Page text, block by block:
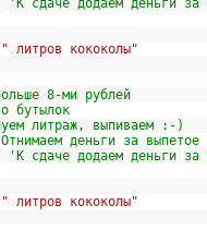
'К сдаче додаем деньги за
" литров кококолы"
8-ми рублей
бутылок
литраж, выпиваем :-)
деньги за выпетое
'К сдаче додаем деньги за
" литров кококолы"